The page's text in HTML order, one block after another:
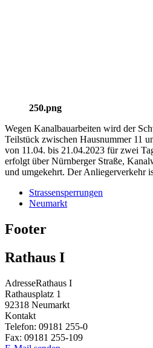
250.png
Wegen Kanalbauarbeiten wird der
Teilstück zwischen Hausnummer 11
von 11.04. bis 21.04.2023 für zwei
erfolgt über Nürnberger Straße,
und umgekehrt. Der Anliegerverkehr
Strassensperrungen
Neumarkt
Footer
Rathaus I
AdresseRathaus I
Rathausplatz 1
92318 Neumarkt
Kontakt
Telefon: 09181 255-0
Fax: 09181 255-109